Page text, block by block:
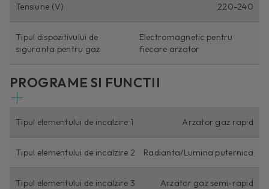
Tensiune (V) 220-240
Tipul dispozitivului de
siguranta pentru gaz
Electromagnetic pentru
fiecare arzator
PROGRAME SI FUNCTII
Tipul elementului de incalzire 1 Arzator gaz rapid
Tipul elementului de incalzire 2 Radianta/Lumina puternica
Tipul elementului de incalzire 3 Arzator gaz semi-rapid